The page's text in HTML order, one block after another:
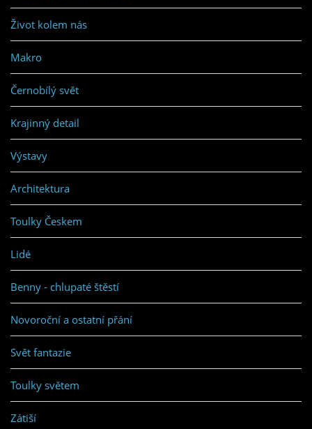
Život kolem nás
Makro
Černobílý svět
Krajinný detail
Výstavy
Architektura
Toulky Českem
Lidé
Benny - chlupaté štěstí
Novoroční a ostatní přání
Svět fantazie
Toulky světem
Zátiší